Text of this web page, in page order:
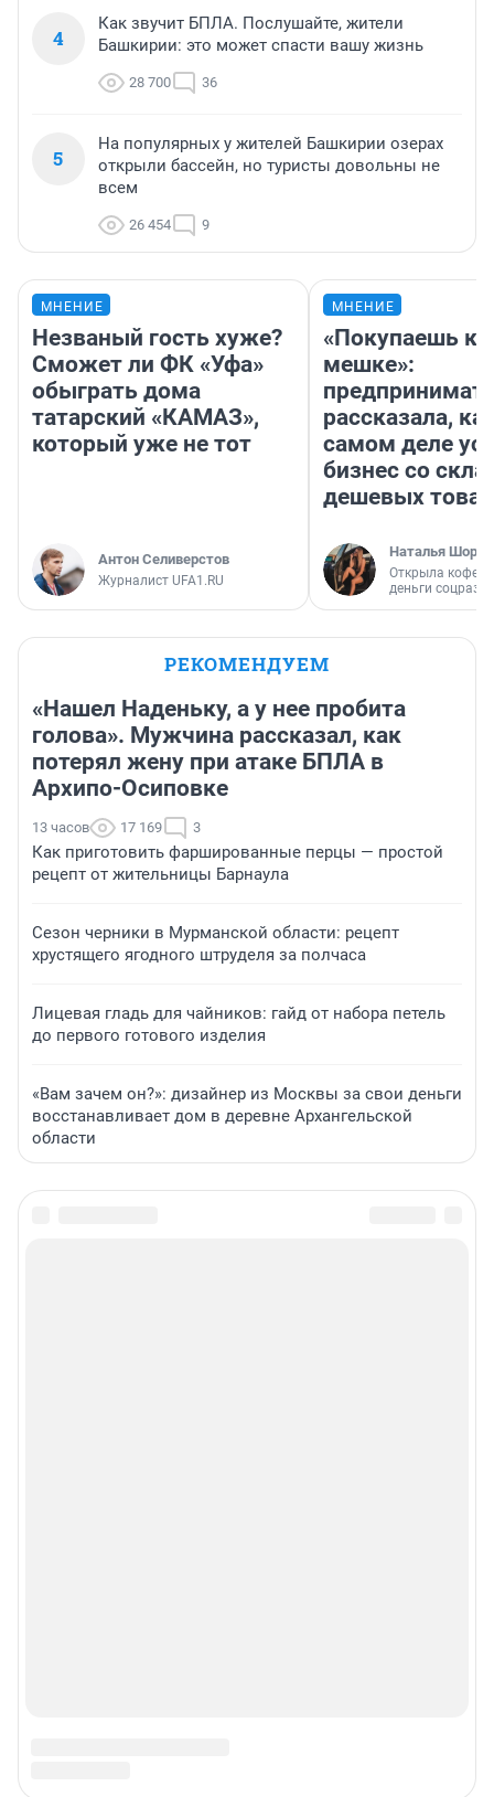
4
Как звучит БПЛА. Послушайте, жители
Башкирии: это может спасти вашу жизнь
28 700 36
5
На популярных у жителей Башкирии озерах
открыли бассейн, но туристы довольны не
всем
26 454 9
МНЕНИЕ
Незваный гость хуже?
Сможет ли ФК «Уфа»
обыграть дома
татарский «КАМАЗ»,
который уже не тот
Антон Селиверстов
Журналист UFA1.RU
МНЕНИЕ
«Покупаешь
мешке»:
рассказала,
самом деле
бизнес со
дешевых
Наталья
Открыла
деньги
РЕКОМЕНДУЕМ
«Нашел Наденьку, а у нее пробита
голова». Мужчина рассказал, как
потерял жену при атаке БПЛА в
Архипо-Осиповке
13 часов 17 169 3
Как приготовить фаршированные перцы — простой
рецепт от жительницы Барнаула
Сезон черники в Мурманской области: рецепт
хрустящего ягодного штруделя за полчаса
Лицевая гладь для чайников: гайд от набора петель
до первого готового изделия
«Вам зачем он?»: дизайнер из Москвы за свои деньги
восстанавливает дом в деревне Архангельской
области